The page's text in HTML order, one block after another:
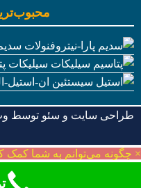
سیلیکات
ان-
طراحی سایت و سئو توسط
× چگونه می‌توانم به شما کمک